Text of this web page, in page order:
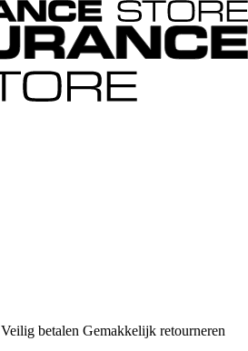
Veilig betalen Gemakkelijk retourneren